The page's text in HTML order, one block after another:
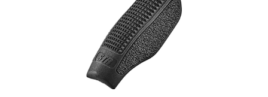
STOEGER
BERETTA
BENELLİ